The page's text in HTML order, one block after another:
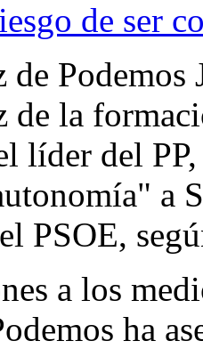
de ser
Podemos
de la
líder del
a
PSOE,
a los
ha